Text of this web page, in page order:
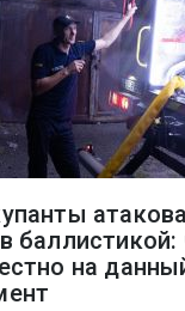
баллистикой:
на